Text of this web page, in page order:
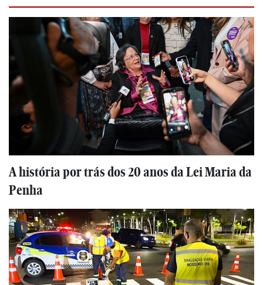
A história por trás dos 20 anos da Lei Maria da
Penha